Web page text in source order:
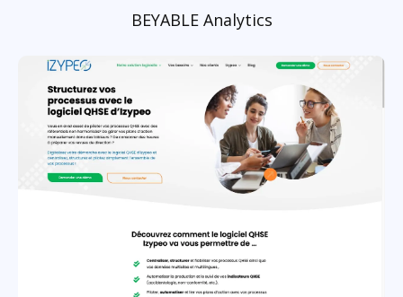
BEYABLE Analytics